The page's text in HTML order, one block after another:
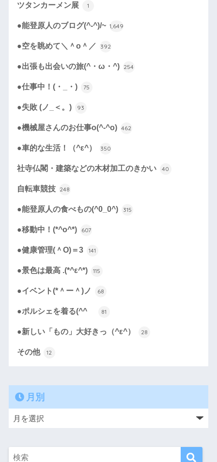
ツタンカーメン展 1
●能登原人のブログ(^-^)/~ 1,649
●空を眺めて＼＾o＾／ 392
●出張も出会いの旅(^・ω・^) 254
●仕事中！(・_・) 75
●失敗 (ノ_＜。) 93
●機械屋さんのお仕事o(^-^o) 462
●車的な生活！（^ε^） 350
社寺仏閣・建築などの木材加工のきかい 40
自転車競技 248
●能登原人の食べもの(^0_0^) 315
●移動中！(*^o^*) 607
●健康管理(＾O)＝3 141
●景色は最高 .(*^ε^*) 115
●イベント(*＾ー＾)ノ 68
●ポルシェを着る(^^ゞ 81
●新しい「もの」大好きっ（^ε^） 28
その他 12
月別